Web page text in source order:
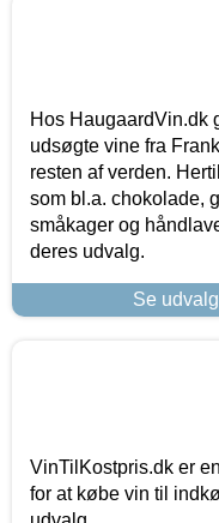
Hos HaugaardVin.dk
udsøgte vine fra
resten af verden.
som bl.a. chokolade,
småkager og
deres udvalg.
Se
VinTilKostpris.dk er
for at købe vin til